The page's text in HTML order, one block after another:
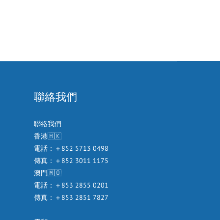
聯絡我們
聯絡我們
香港🇭🇰
電話：＋852 5713 0498
傳真：＋852 3011 1175
澳門🇲🇴
電話：＋853 2855 0201
傳真：＋853 2851 7827